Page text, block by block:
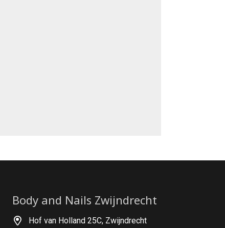
Body and Nails Zwijndrecht
Hof van Holland 25C, Zwijndrecht